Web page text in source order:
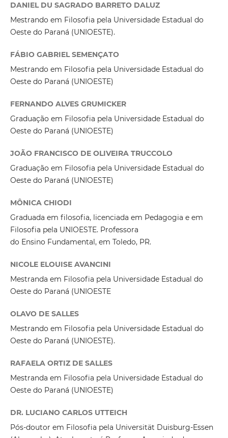
DANIEL DU SAGRADO BARRETO DALUZ
Mestrando em Filosofia pela Universidade Estadual do
Oeste do Paraná (UNIOESTE).
FÁBIO GABRIEL SEMENÇATO
Mestrando em Filosofia pela Universidade Estadual do
Oeste do Paraná (UNIOESTE)
FERNANDO ALVES GRUMICKER
Graduação em Filosofia pela Universidade Estadual do
Oeste do Paraná (UNIOESTE)
JOÃO FRANCISCO DE OLIVEIRA TRUCCOLO
Graduação em Filosofia pela Universidade Estadual do
Oeste do Paraná (UNIOESTE)
MÔNICA CHIODI
Graduada em filosofia, licenciada em Pedagogia e em
Filosofia pela UNIOESTE. Professora
do Ensino Fundamental, em Toledo, PR.
NICOLE ELOUISE AVANCINI
Mestranda em Filosofia pela Universidade Estadual do
Oeste do Paraná (UNIOESTE
OLAVO DE SALLES
Mestrando em Filosofia pela Universidade Estadual do
Oeste do Paraná (UNIOESTE).
RAFAELA ORTIZ DE SALLES
Mestranda em Filosofia pela Universidade Estadual do
Oeste do Paraná (UNIOESTE)
DR. LUCIANO CARLOS UTTEICH
Pós-doutor em Filosofia pela Universität Duisburg-Essen